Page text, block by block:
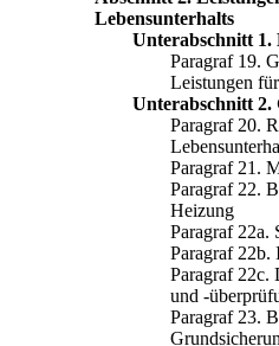
Lebensunterhalts
Unterabschnitt 1.
Paragraf 19.
Leistungen
Unterabschnitt 2.
Paragraf 20.
Paragraf 21.
Paragraf 22.
Heizung
Paragraf 22a.
Paragraf 22b.
Paragraf 22c.
und -
Paragraf 23.